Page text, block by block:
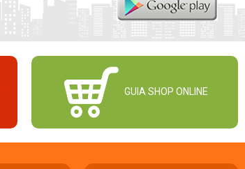
GUIA SHOP ONLINE